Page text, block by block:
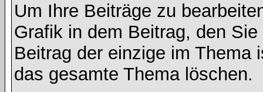
Um Ihre Beiträge zu
Grafik in dem Beitrag, den
Beitrag der einzige im Thema
das gesamte Thema löschen.